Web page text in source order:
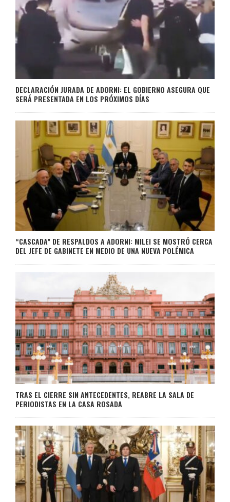
DECLARACIÓN JURADA DE ADORNI: EL GOBIERNO ASEGURA QUE
SERÁ PRESENTADA EN LOS PRÓXIMOS DÍAS
“CASCADA” DE RESPALDOS A ADORNI: MILEI SE MOSTRÓ CERCA
DEL JEFE DE GABINETE EN MEDIO DE UNA NUEVA POLÉMICA
TRAS EL CIERRE SIN ANTECEDENTES, REABRE LA SALA DE
PERIODISTAS EN LA CASA ROSADA